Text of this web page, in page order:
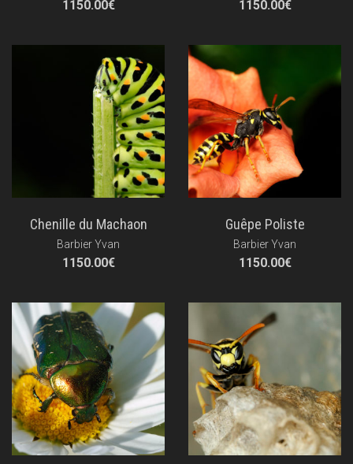
1150.00€ 1150.00€
Chenille du Machaon
Barbier Yvan
1150.00€
Guêpe Poliste
Barbier Yvan
1150.00€